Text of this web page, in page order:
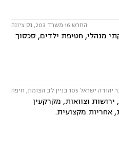
החרש 16 משרד 203, נס ציונה
מנהלי, חטיפת ילדים, סכסוך
105 בניין לב הצומת, חיפה
וצוואות, מקרקעין
אחריות מקצועית.